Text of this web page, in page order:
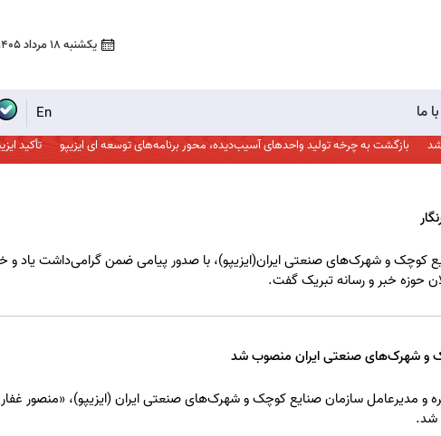
یکشنبه 18 مرداد 1405
ما En
بازگشت به چرخه تولید واحدهای آسیب‌دیده، محور برنامه‌های توسعه ای ایزیپو تأکید
کوچک و شهرک‌های صنعتی ایران(ایزیپو)، با صدور پیامی ضمن گرامی‌داشت یاد و
حوزه خبر و رسانه تبریک گفت.
و شهرک‌های صنعتی ایران منصوب شد
مدیرعامل سازمان صنایع کوچک و شهرک‌های صنعتی ایران (ایزیپو)، «منصور
شد.